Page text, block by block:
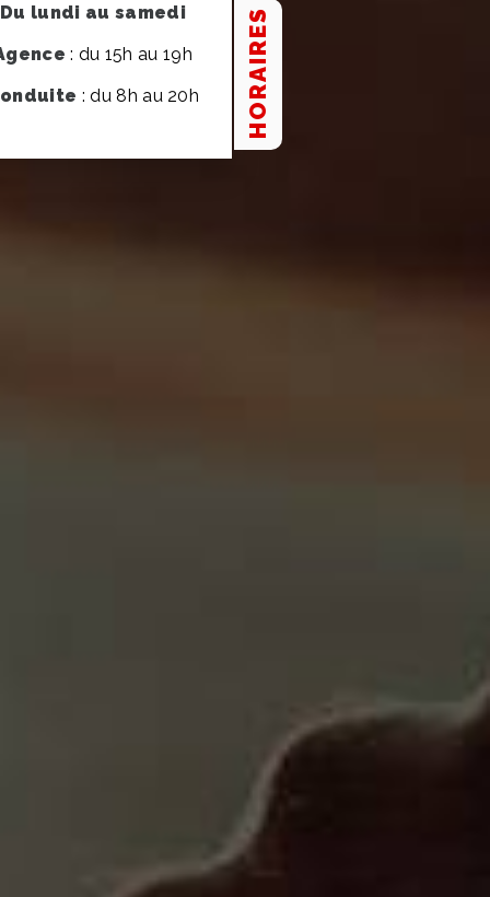
HORAIRES
Du lundi au samedi
: du 15h au 19h
: du 8h au 20h